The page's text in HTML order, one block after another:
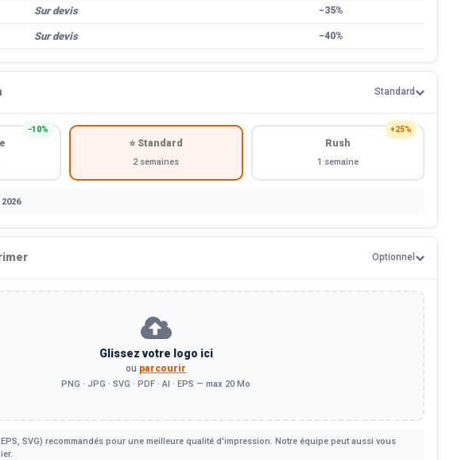
Sur devis −35%
Sur devis −40%
Standard
−10%
⭐ Standard
2 semaines
+25%
Rush
1 semaine
Optionnel
Glissez votre logo ici
ou parcourir
PNG · JPG · SVG · PDF · AI · EPS — max 20 Mo
SVG) recommandés pour une meilleure qualité d'impression. Notre équipe peut aussi vous